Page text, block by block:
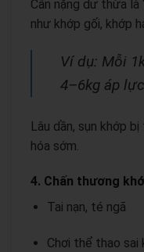
Cân nặng dư thừa là
như khớp gối, khớp
Ví dụ: Mỗi
4–6kg áp
Lâu dần, sụn khớp
hóa sớm.
4. Chấn thương
Tai nạn, té ngã
Chơi thể thao sai